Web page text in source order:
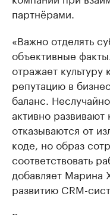
партнёрами.
«Важно отделять
объективные
отражает культуру
репутацию в
баланс.
активно развивают
отказываются от
коде, но образ
соответствовать
добавляет Марина
развитию CRM-